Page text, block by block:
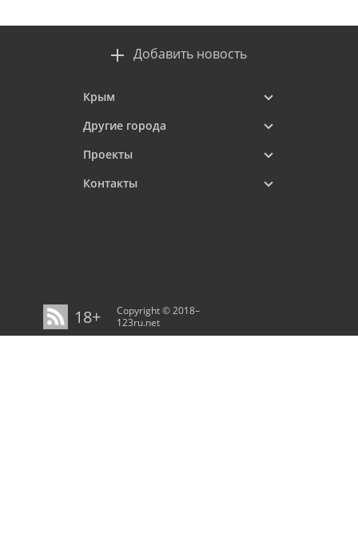
Добавить новость
Крым
Другие города
Проекты
Контакты
18+
Copyright © 2018–
123ru.net